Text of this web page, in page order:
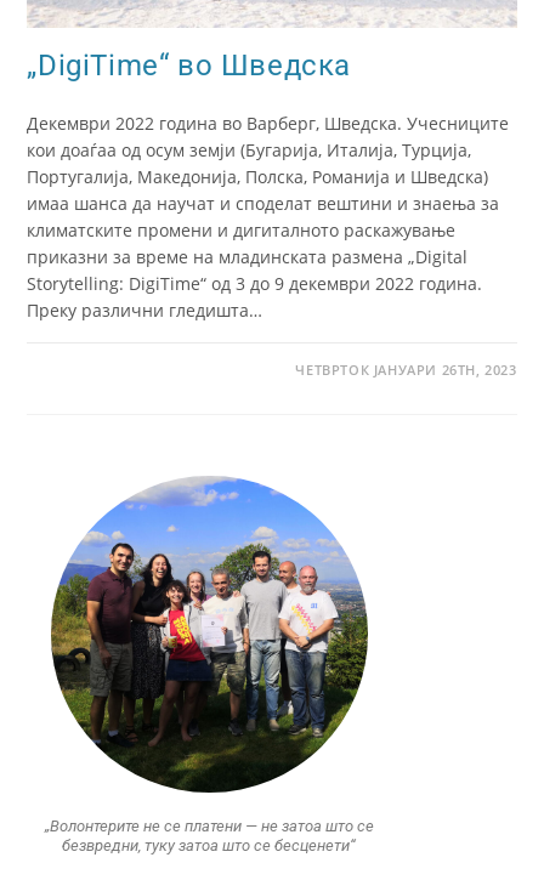
„DigiTime“ во Шведска
Декември 2022 година во Варберг, Шведска. Учесниците
кои доаѓаа од осум земји (Бугарија, Италија, Турција,
Португалија, Македонија, Полска, Романија и Шведска)
имаа шанса да научат и споделат вештини и знаења за
климатските промени и дигиталното раскажување
приказни за време на младинската размена „Digital
Storytelling: DigiTime“ од 3 до 9 декември 2022 година.
Преку различни гледишта…
ЧЕТВРТОК ЈАНУАРИ 26TH, 2023
„Волонтерите не се платени — не затоа што се
безвредни, туку затоа што се бесценети“